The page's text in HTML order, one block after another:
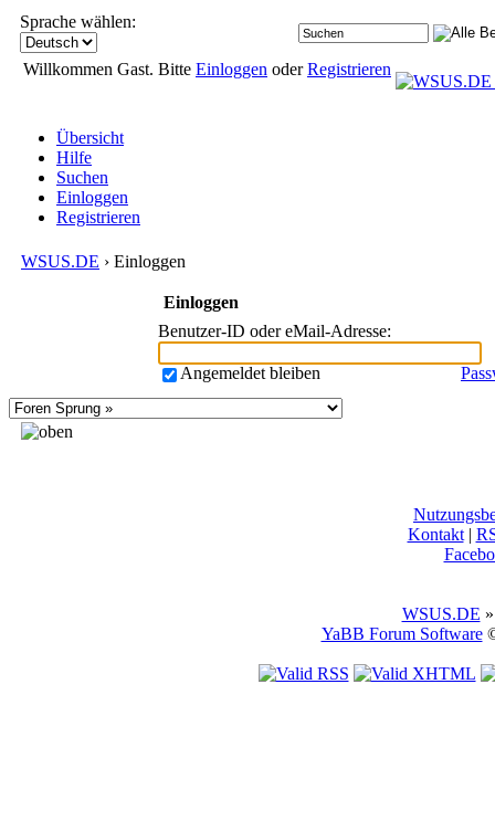
Sprache wählen:
Willkommen Gast. Bitte Einloggen oderRegistrieren
Übersicht
Hilfe
Suchen
Einloggen
Registrieren
WSUS.DE › Einloggen
Einloggen
Benutzer-ID oder eMail-Adresse:
Angemeldet bleiben
Kontakt|
WSUS.DE
YaBB Forum Software©